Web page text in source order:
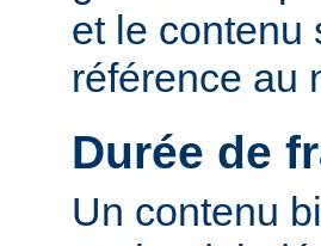
et le contenu
référence au
Durée de
Un contenu